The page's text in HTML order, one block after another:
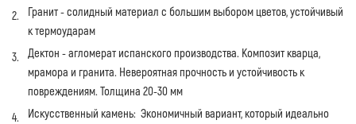
Гранит - солидный материал с большим выбором цветов, устойчивый
к термоударам
Дектон - агломерат испанского производства. Композит кварца,
мрамора и гранита. Невероятная прочность и устойчивость к
повреждениям. Толщина 20-30 мм
Искусственный камень: Экономичный вариант, который идеально